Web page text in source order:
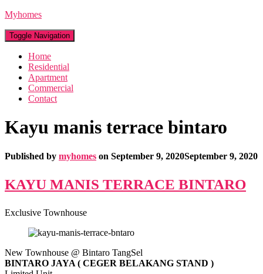
Myhomes
Toggle Navigation
Home
Residential
Apartment
Commercial
Contact
Kayu manis terrace bintaro
Published by myhomes on September 9, 2020September 9, 2020
KAYU MANIS TERRACE BINTARO
Exclusive Townhouse
New Townhouse @ Bintaro TangSel
BINTARO JAYA ( CEGER BELAKANG STAND )